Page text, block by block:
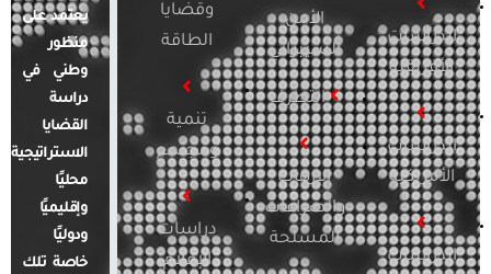
الدراسات
الأفريقية
الدراسات
الأمريكية
الدراسات
الأمن
السيبراني
التطرف
الإرهاب
والصراعات
المسلحة
وقضايا
الطاقة
تنمية
ومجتمع
دراسات
الإعلام
يعتمد على
منظور
وطني في
دراسة
القضايا
الاستراتيجية
محليًا
وإقليميًا
ودوليًا
خاصة تلك